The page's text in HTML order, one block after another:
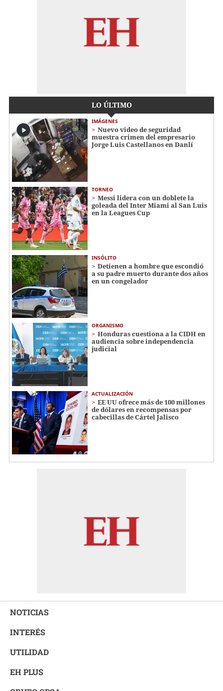
LO ÚLTIMO
IMÁGENES
Nuevo video de seguridad
muestra crimen del empresario
Jorge Luis Castellanos en Danlí
TORNEO
Messi lidera con un doblete la
goleada del Inter Miami al San Luis
en la Leagues Cup
INSÓLITO
Detienen a hombre que escondió
a su padre muerto durante dos años
en un congelador
ORGANISMO
Honduras cuestiona a la CIDH en
audiencia sobre independencia
judicial
ACTUALIZACIÓN
EE UU ofrece más de 100 millones
de dólares en recompensas por
cabecillas de Cártel Jalisco
NOTICIAS
INTERÉS
UTILIDAD
EH PLUS